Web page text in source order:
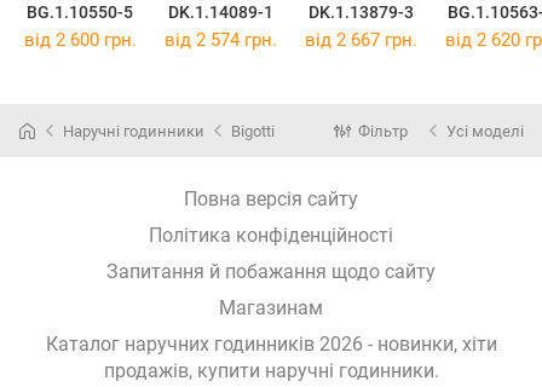
BG.1.10550-5
DK.1.14089-1
DK.1.13879-3
від 2 600 грн. від 2 574 грн. від 2 667 грн. від 2 620
Наручні годинники Bigotti Фільтр Усі моделі
Повна версія сайту
Політика конфіденційності
Запитання й побажання щодо сайту
Магазинам
Каталог наручних годинників 2026 - новинки, хіти
продажів, купити наручні годинники.